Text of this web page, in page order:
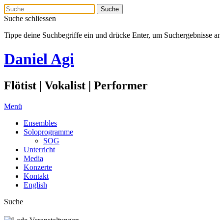
Suche schliessen
Tippe deine Suchbegriffe ein und drücke Enter, um Suchergebnisse
Daniel Agi
Flötist | Vokalist | Performer
Menü
Ensembles
Soloprogramme
SOG
Unterricht
Media
Konzerte
Kontakt
English
Suche